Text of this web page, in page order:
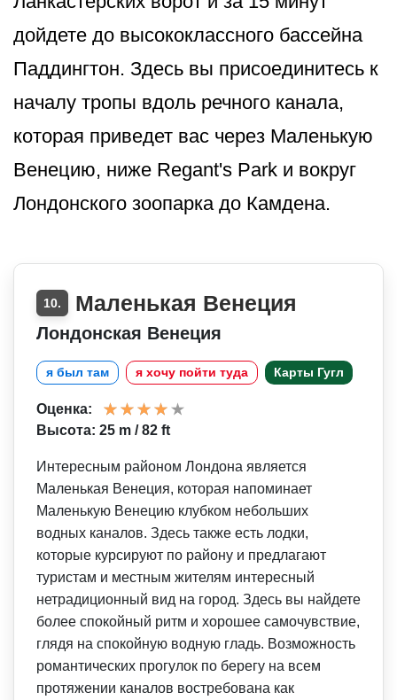
дойдете до высококлассного бассейна
Паддингтон. Здесь вы присоединитесь к
началу тропы вдоль речного канала,
которая приведет вас через Маленькую
Венецию, ниже Regant's Park и вокруг
Лондонского зоопарка до Камдена.
10. Маленькая Венеция
Лондонская Венеция
я был там я хочу пойти туда Карты Гугл
Оценка:
Высота: 25 m / 82 ft
Интересным районом Лондона является
Маленькая Венеция, которая напоминает
Маленькую Венецию клубком небольших
водных каналов. Здесь также есть лодки,
которые курсируют по району и предлагают
туристам и местным жителям интересный
нетрадиционный вид на город. Здесь вы найдете
более спокойный ритм и хорошее самочувствие,
глядя на спокойную водную гладь. Возможность
романтических прогулок по берегу на всем
протяжении каналов востребована как